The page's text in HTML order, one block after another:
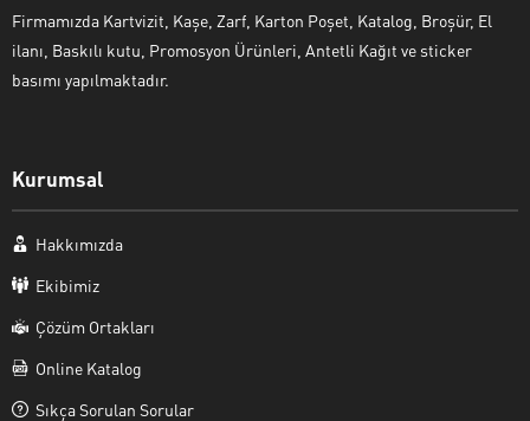
Firmamızda Kartvizit, Kaşe, Zarf, Karton Poşet, Katalog, Broşür, El
ilanı, Baskılı kutu, Promosyon Ürünleri, Antetli Kağıt ve sticker
basımı yapılmaktadır.
Kurumsal
Hakkımızda
Ekibimiz
Çözüm Ortakları
Online Katalog
Sıkça Sorulan Sorular